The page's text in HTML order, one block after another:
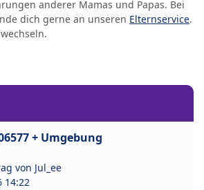
anderer Mamas und Papas. Bei
dich gerne an unseren Elternservice.
wechseln.
+ Umgebung
von Jul_ee
14:22